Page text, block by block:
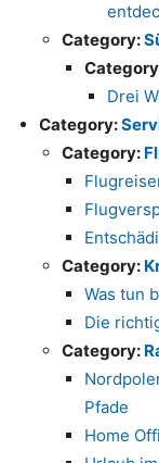
Category:
Drei
Category:
Category:
Category:
Was tun
Die
Category:
Pfade
Home